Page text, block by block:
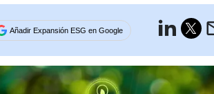
Añadir Expansión ESG en Google